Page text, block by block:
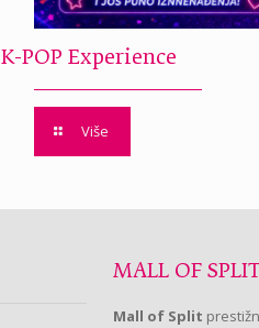
K-POP Experience
Više
MALL OF
Mall of Split